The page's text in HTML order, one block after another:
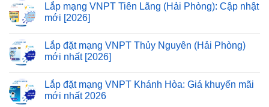
Lắp mạng VNPT Tiên Lãng (Hải Phòng): Cập nhật
mới [2026]
Lắp đặt mạng VNPT Thủy Nguyên (Hải Phòng)
mới nhất [2026]
Lắp đặt mạng VNPT Khánh Hòa: Giá khuyến mãi
mới nhất 2026